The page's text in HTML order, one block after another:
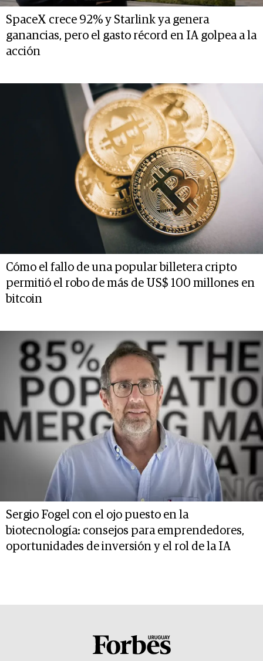
SpaceX crece 92% y Starlink ya genera
ganancias, pero el gasto récord en IA golpea a la
acción
Cómo el fallo de una popular billetera cripto
permitió el robo de más de US$ 100 millones en
bitcoin
Sergio Fogel con el ojo puesto en la
biotecnología: consejos para emprendedores,
oportunidades de inversión y el rol de la IA